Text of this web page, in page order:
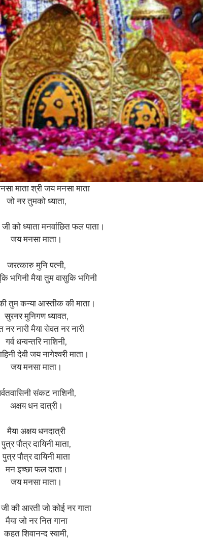
माता श्री जय मनसा माता
जो नर तुमको ध्याता,
को ध्याता मनवांछित फल पाता।
जय मनसा माता।
जरत्कारु मुनि पत्नी,
भगिनी मैया तुम वासुकि भगिनी
तुम कन्या आस्तीक की माता।
सुरनर मुनिगण ध्यावत,
नर नारी मैया सेवत नर नारी
गर्व धन्वन्तरि नाशिनी,
देवी जय नागेश्वरी माता।
जय मनसा माता।
संकट नाशिनी,
अक्षय धन दात्री।
मैया अक्षय धनदात्री
पुत्र पौत्र दायिनी माता,
पुत्र पौत्र दायिनी माता
मन इच्छा फल दाता।
जय मनसा माता।
की आरती जो कोई नर गाता
मैया जो नर नित गाना
कहत शिवानन्द स्वामी,